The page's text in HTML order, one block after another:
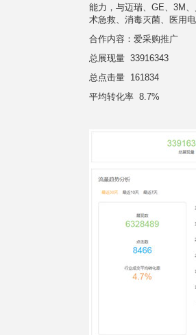
能力，与迈瑞、GE、3M
术急救、消毒灭菌、医用
合作内容：爱采购推广
总展现量 33916343
总点击量 161834
平均转化率 8.7%